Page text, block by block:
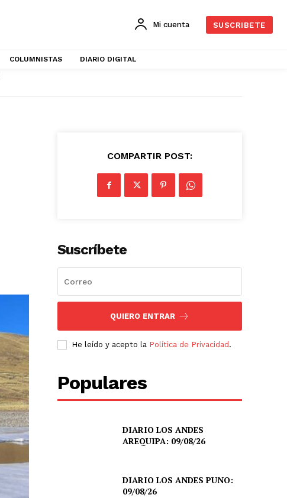
Mi cuenta SUSCRIBETE
COLUMNISTAS DIARIO DIGITAL
COMPARTIR POST:
Suscríbete
QUIERO ENTRAR
He leído y acepto la Política de Privacidad .
Populares
DIARIO LOS ANDES
AREQUIPA: 09/08/26
DIARIO LOS ANDES PUNO:
09/08/26